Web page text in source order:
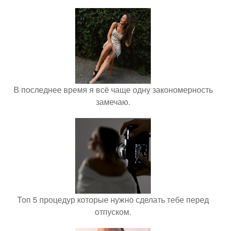
В последнее время я всё чаще одну закономерность
замечаю.
Топ 5 процедур которые нужно сделать тебе перед
отпуском.